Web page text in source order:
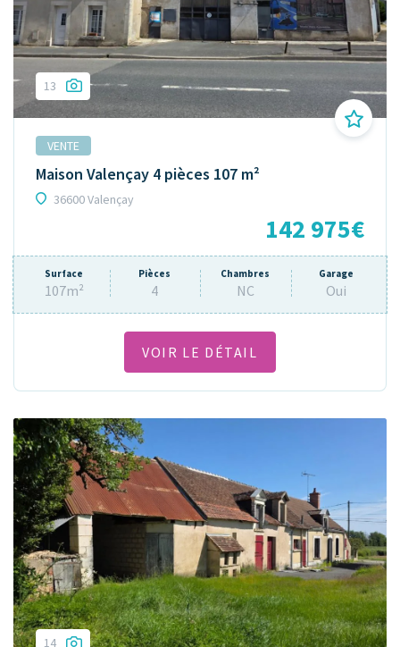
13
VENTE
Maison Valençay 4 pièces 107 m²
36600 Valençay
142 975€
Surface
107m²
Pièces
4
Chambres
NC
Garage
Oui
VOIR LE DÉTAIL
14